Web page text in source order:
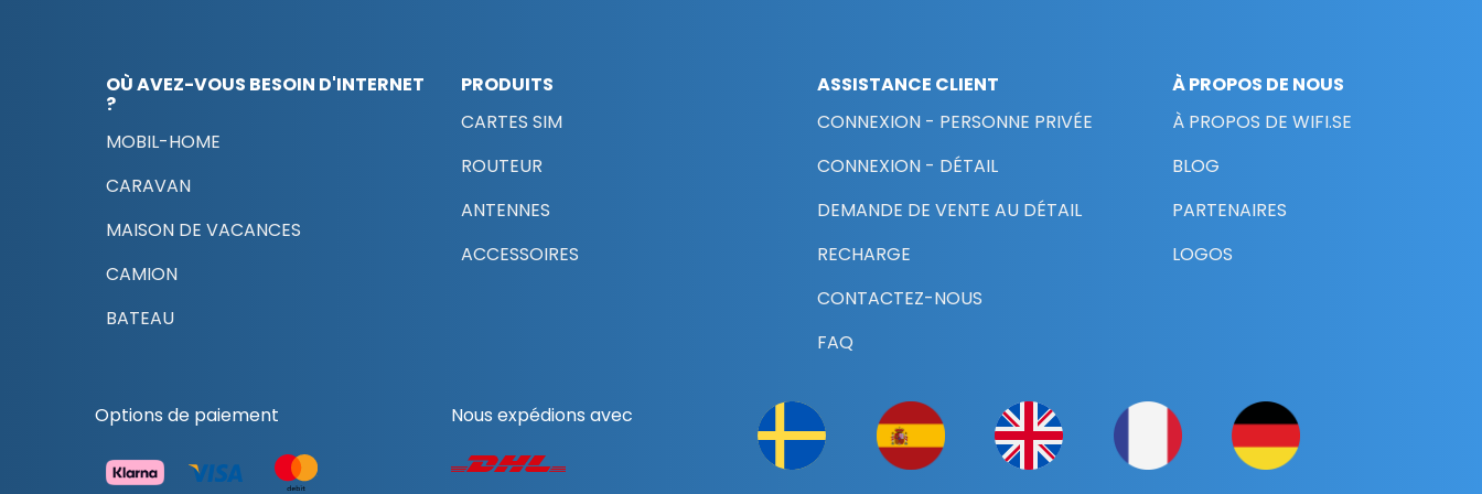
OÙ AVEZ-VOUS BESOIN D'INTERNET
?
MOBIL-HOME
CARAVAN
MAISON DE VACANCES
CAMION
BATEAU
PRODUITS
CARTES SIM
ROUTEUR
ANTENNES
ACCESSOIRES
ASSISTANCE CLIENT
CONNEXION - PERSONNE PRIVÉE
CONNEXION - DÉTAIL
DEMANDE DE VENTE AU DÉTAIL
RECHARGE
CONTACTEZ-NOUS
FAQ
À PROPOS DE NOUS
À PROPOS DE WIFI.SE
BLOG
PARTENAIRES
LOGOS
Options de paiement Nous expédions avec